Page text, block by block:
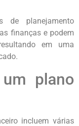
de planejamento
finanças e podem
em uma
plano
incluem várias